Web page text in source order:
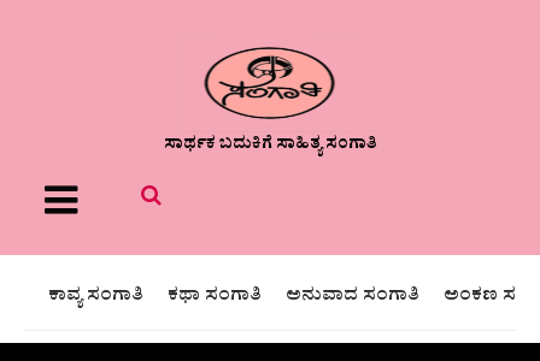
ಸಾರ್ಥಕ ಬದುಕಿಗೆ ಸಾಹಿತ್ಯ ಸಂಗಾತಿ
Menu
ಕಾವ್ಯ ಸಂಗಾತಿ ಕಥಾ ಸಂಗಾತಿ ಅನುವಾದ ಸಂಗಾತಿ ಅಂಕಣ